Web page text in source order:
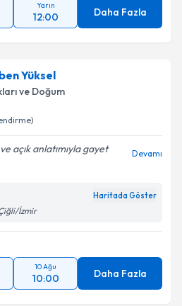
Yarın
12:00 Daha Fazla
Yüksel
ve Doğum
açık anlatımıyla gayet
Devamı
Haritada Göster
İzmir
10 Ağu
10:00 Daha Fazla